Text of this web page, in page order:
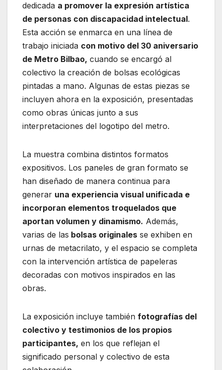
dedicada a promover la expresión artística
de personas con discapacidad intelectual.
Esta acción se enmarca en una línea de
trabajo iniciada con motivo del 30 aniversario
de Metro Bilbao, cuando se encargó al
colectivo la creación de bolsas ecológicas
pintadas a mano. Algunas de estas piezas se
incluyen ahora en la exposición, presentadas
como obras únicas junto a sus
interpretaciones del logotipo del metro.
La muestra combina distintos formatos
expositivos. Los paneles de gran formato se
han diseñado de manera continua para
generar una experiencia visual unificada e
incorporan elementos troquelados que
aportan volumen y dinamismo. Además,
varias de las bolsas originales se exhiben en
urnas de metacrilato, y el espacio se completa
con la intervención artística de papeleras
decoradas con motivos inspirados en las
obras.
La exposición incluye también fotografías del
colectivo y testimonios de los propios
participantes, en los que reflejan el
significado personal y colectivo de esta